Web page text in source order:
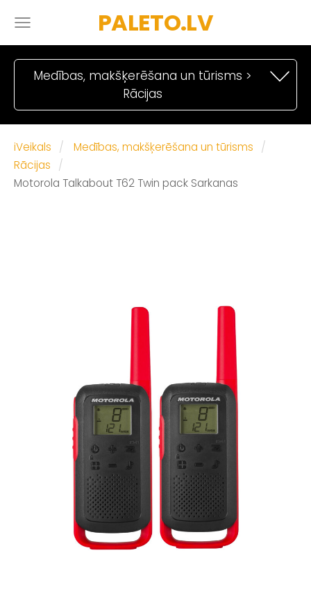
PALETO.LV
Medības, makšķerēšana un tūrisms >
Rācijas
iVeikals
Medības, makšķerēšana un tūrisms
Rācijas
Motorola Talkabout T62 Twin pack Sarkanas